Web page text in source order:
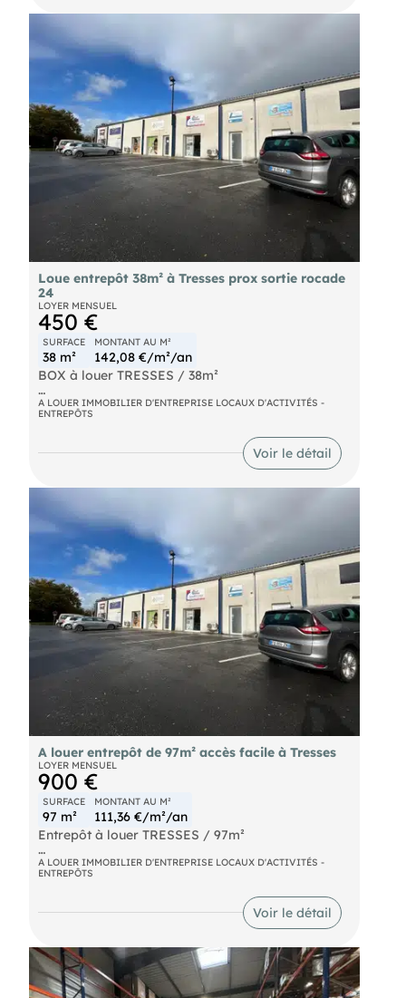
Loue entrepôt 38m² à Tresses prox sortie rocade
24
LOYER MENSUEL
450 €
SURFACE
38 m²
MONTANT AU M²
142,08 €/m²/an
BOX à louer TRESSES / 38m²
Situé à proximité de la sortie 24 de la rocade
bordelaise en bordure de la départementale, un
Box à louer d'une surface d'environ 38m².
A LOUER IMMOBILIER D'ENTREPRISE LOCAUX D'ACTIVITÉS -
ENTREPÔTS
Voir le détail
A louer entrepôt de 97m² accès facile à Tresses
LOYER MENSUEL
900 €
SURFACE
97 m²
MONTANT AU M²
111,36 €/m²/an
Entrepôt à louer TRESSES / 97m²
Situé à proximité de la sortie 24 de la rocade
bordelaise en bordure de la départementale, un
A LOUER IMMOBILIER D'ENTREPRISE LOCAUX D'ACTIVITÉS -
ENTREPÔTS
Voir le détail